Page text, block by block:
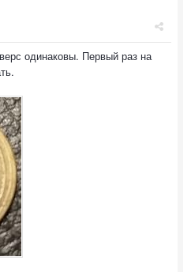
одинаковы. Первый раз на